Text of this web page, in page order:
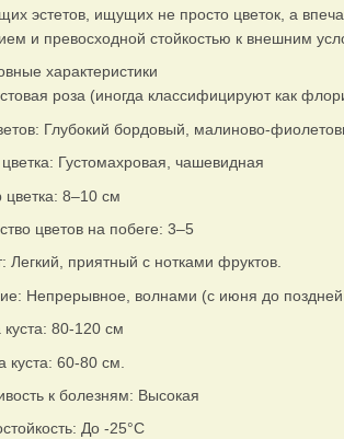
эстетов, ищущих не просто цветок, а
и превосходной стойкостью к внешним
характеристики
роза (иногда классифицируют как
Глубокий бордовый, малиново-
Густомахровая, чашевидная
цветка: 8–10 см
цветов на побеге: 3–5
Легкий, приятный с нотками фруктов.
Непрерывное, волнами (с июня до
куста: 80-120 см
куста: 60-80 см.
к болезням: Высокая
До -25°C